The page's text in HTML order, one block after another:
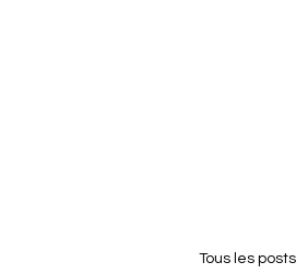
Tous les posts